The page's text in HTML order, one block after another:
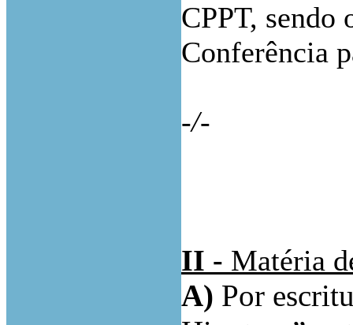
CPPT, sendo
Conferência
-/-
II - Matéria
A) Por